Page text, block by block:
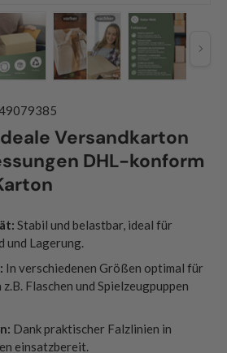
Versandkarton
DHL-konform
Stabil und belastbar, ideal für
und Lagerung.
In verschiedenen Größen optimal für
Flaschen und Spielzeugpuppen
Dank praktischer Falzlinien in
einsatzbereit.